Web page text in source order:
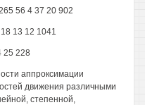
56 4 37 20 902
13 12 1041
25 228
аппроксимации
движения различными
степенной,